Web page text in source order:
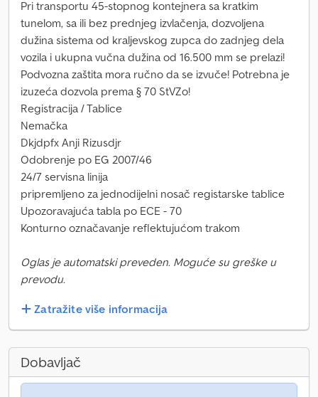
Pri transportu 45-stopnog kontejnera sa kratkim
tunelom, sa ili bez prednjeg izvlačenja, dozvoljena
dužina sistema od kraljevskog zupca do zadnjeg dela
vozila i ukupna vučna dužina od 16.500 mm se prelazi!
Podvozna zaštita mora ručno da se izvuče! Potrebna je
izuzeća dozvola prema § 70 StVZo!
Registracija / Tablice
Nemačka
Dkjdpfx Anji Rizusdjr
Odobrenje po EG 2007/46
24/7 servisna linija
pripremljeno za jednodijelni nosač registarske tablice
Upozoravajuća tabla po ECE - 70
Konturno označavanje reflektujućom trakom
Oglas je automatski preveden. Moguće su greške u
prevodu.
Zatražite više informacija
Dobavljač